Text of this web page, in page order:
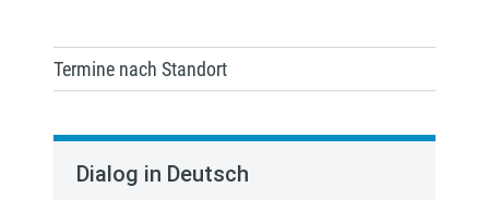
Termine nach Standort
Dialog in Deutsch